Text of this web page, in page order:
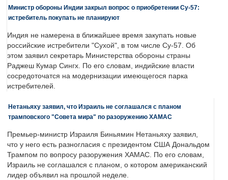
Министр обороны Индии закрыл вопрос о приобретении Су-57:
истребитель покупать не планируют
Индия не намерена в ближайшее время закупать новые
российские истребители "Сухой", в том числе Су-57. Об
этом заявил секретарь Министерства обороны страны
Раджеш Кумар Сингх. По его словам, индийские власти
сосредоточатся на модернизации имеющегося парка
истребителей.
Нетаньяху заявил, что Израиль не соглашался с планом
трамповского "Совета мира" по разоружению ХАМАС
Премьер-министр Израиля Биньямин Нетаньяху заявил,
что у него есть разногласия с президентом США Дональдом
Трампом по вопросу разоружения ХАМАС. По его словам,
Израиль не соглашался с планом, о котором американский
лидер объявил на прошлой неделе.